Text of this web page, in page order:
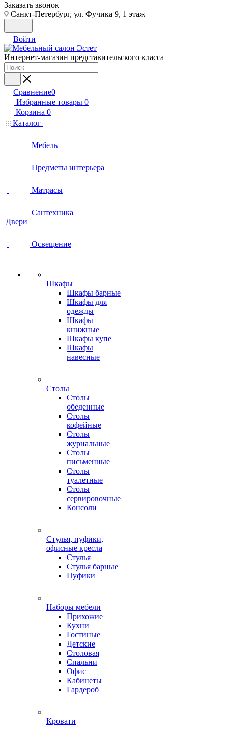
Заказать звонок
Санкт-Петербург, ул. Фучика 9, 1 этаж
Войти
Интернет-магазин представительского класса
Сравнение0
Избранные товары 0
Корзина 0
Каталог
Мебель
Предметы интерьера
Матрасы
Сантехника
Двери
Освещение
Шкафы
Шкафы барные
Шкафы для
одежды
Шкафы
книжные
Шкафы купе
Шкафы
навесные
Столы
Столы
обеденные
Столы
кофейные
Столы
журнальные
Столы
письменные
Столы
туалетные
Столы
сервировочные
Консоли
Стулья, пуфики,
офисные кресла
Стулья
Стулья барные
Пуфики
Наборы мебели
Прихожие
Кухни
Гостиные
Детские
Столовая
Спальни
Офис
Кабинеты
Гардероб
Кровати